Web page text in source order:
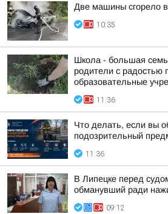
Две машины сгорело
10:35
Школа - большая
родители с радостью
образовательные
11:36
Что делать, если вы
подозрительный
11:36
В Липецке перед
обманувший ради
09:12